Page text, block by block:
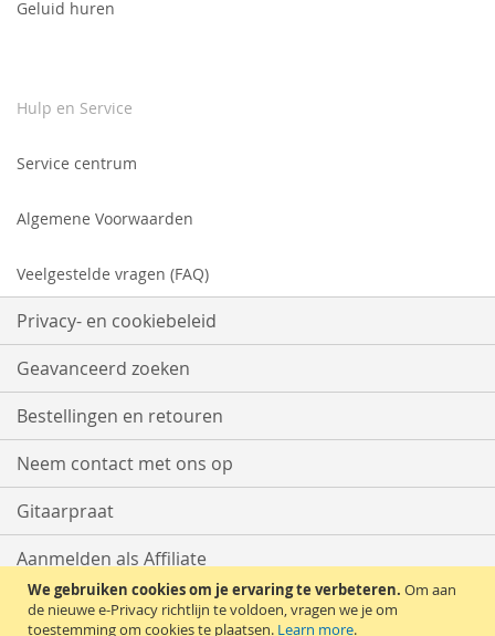
We gebruiken cookies om je ervaring te verbeteren. Om aan
de nieuwe e-Privacy richtlijn te voldoen, vragen we je om
toestemming om cookies te plaatsen. Learn more.
Geluid huren
Hulp en Service
Service centrum
Algemene Voorwaarden
Veelgestelde vragen (FAQ)
Privacy- en cookiebeleid
Geavanceerd zoeken
Bestellingen en retouren
Neem contact met ons op
Gitaarpraat
Aanmelden als Affiliate
Start met Verkopen